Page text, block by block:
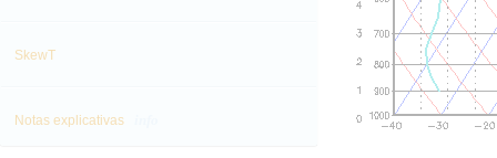
SkewT
Notas explicativas